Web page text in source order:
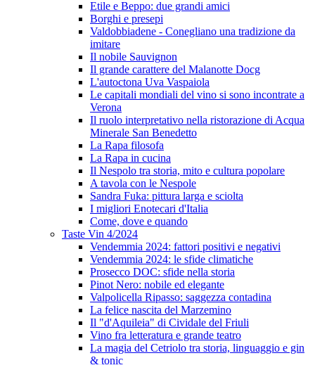
Etile e Beppo: due grandi amici
Borghi e presepi
Valdobbiadene - Conegliano una tradizione da
imitare
Il nobile Sauvignon
Il grande carattere del Malanotte Docg
L'autoctona Uva Vaspaiola
Le capitali mondiali del vino si sono incontrate a
Verona
Il ruolo interpretativo nella ristorazione di Acqua
Minerale San Benedetto
La Rapa filosofa
La Rapa in cucina
Il Nespolo tra storia, mito e cultura popolare
A tavola con le Nespole
Sandra Fuka: pittura larga e sciolta
I migliori Enotecari d'Italia
Come, dove e quando
Taste Vin 4/2024
Vendemmia 2024: fattori positivi e negativi
Vendemmia 2024: le sfide climatiche
Prosecco DOC: sfide nella storia
Pinot Nero: nobile ed elegante
Valpolicella Ripasso: saggezza contadina
La felice nascita del Marzemino
Il "d'Aquileia" di Cividale del Friuli
Vino fra letteratura e grande teatro
La magia del Cetriolo tra storia, linguaggio e gin
& tonic